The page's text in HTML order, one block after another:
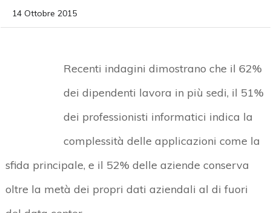
14 Ottobre 2015
Recenti indagini dimostrano che il 62%
dei dipendenti lavora in più sedi, il 51%
dei professionisti informatici indica la
complessità delle applicazioni come la
sfida principale, e il 52% delle aziende conserva
oltre la metà dei propri dati aziendali al di fuori